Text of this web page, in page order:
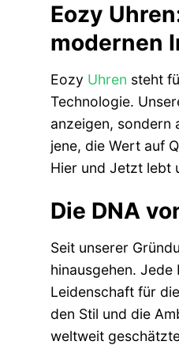
Eozy
modernen
Eozy Uhren steht
Technologie.
anzeigen, sondern
jene, die Wert auf
Hier und Jetzt lebt
Die DNA
Seit unserer
hinausgehen.
Leidenschaft für
den Stil und die
weltweit